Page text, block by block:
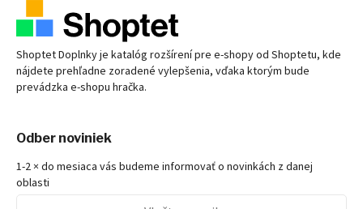
Shoptet Doplnky je katalóg rozšírení pre e-shopyod Shoptetu, kde
nájdete prehľadne zoradené vylepšenia, vďaka ktorým bude
prevádzka e-shopu hračka.
Odber noviniek
1-2 × do mesiaca vás budeme informovať o novinkách z danej
oblasti